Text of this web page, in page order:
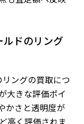
ルドのリング
ングの買取につ
大きな評価ポイ
かさと透明度が
高く評価されま